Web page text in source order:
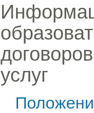
услуг